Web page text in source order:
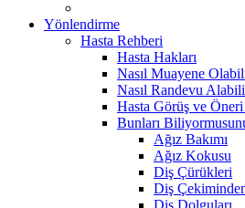
Yönlendirme
Hasta Rehberi
Hasta Hakları
Nasıl Muayene
Nasıl Randevu
Hasta Görüş ve
Bunları
Ağız Bakımı
Ağız Kokusu
Diş Çürükleri
Diş
Diş Dolguları